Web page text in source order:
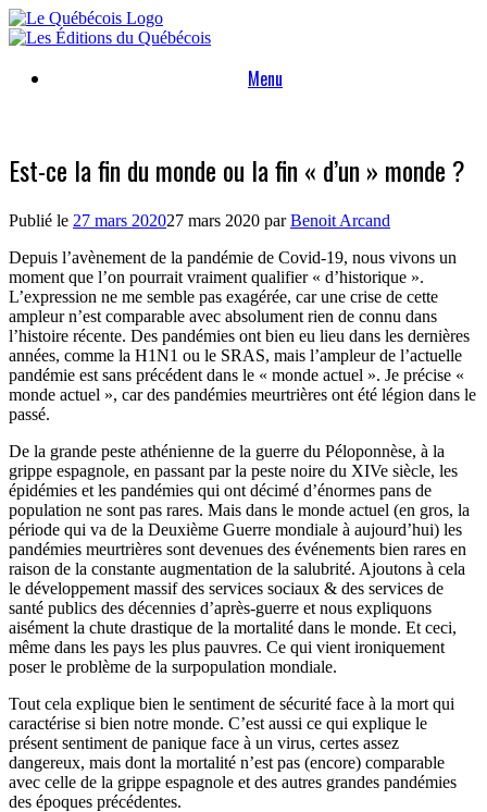
Skip
to
Menu
Est-ce la fin du monde ou la fin « d’un » monde ?
Publié le 27 mars 202027 mars 2020 parBenoit Arcand
Depuis l’avènement de la pandémie de Covid-19, nous vivons un
moment que l’on pourrait vraiment qualifier « d’historique ».
L’expression ne me semble pas exagérée, car une crise de cette
ampleur n’est comparable avec absolument rien de connu dans
l’histoire récente. Des pandémies ont bien eu lieu dans les dernières
années, comme la H1N1 ou le SRAS, mais l’ampleur de l’actuelle
pandémie est sans précédent dans le « monde actuel ». Je précise «
monde actuel », car des pandémies meurtrières ont été légion dans le
passé.
De la grande peste athénienne de la guerre du Péloponnèse, à la
grippe espagnole, en passant par la peste noire du XIVe siècle, les
épidémies et les pandémies qui ont décimé d’énormes pans de
population ne sont pas rares. Mais dans le monde actuel (en gros, la
période qui va de la Deuxième Guerre mondiale à aujourd’hui) les
pandémies meurtrières sont devenues des événements bien rares en
raison de la constante augmentation de la salubrité. Ajoutons à cela
le développement massif des services sociaux & des services de
santé publics des décennies d’après-guerre et nous expliquons
aisément la chute drastique de la mortalité dans le monde. Et ceci,
même dans les pays les plus pauvres. Ce qui vient ironiquement
poser le problème de la surpopulation mondiale.
Tout cela explique bien le sentiment de sécurité face à la mort qui
caractérise si bien notre monde. C’est aussi ce qui explique le
présent sentiment de panique face à un virus, certes assez
dangereux, mais dont la mortalité n’est pas (encore) comparable
avec celle de la grippe espagnole et des autres grandes pandémies
des époques précédentes.